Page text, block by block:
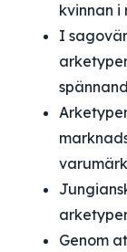
kvinnan i
I
Genom